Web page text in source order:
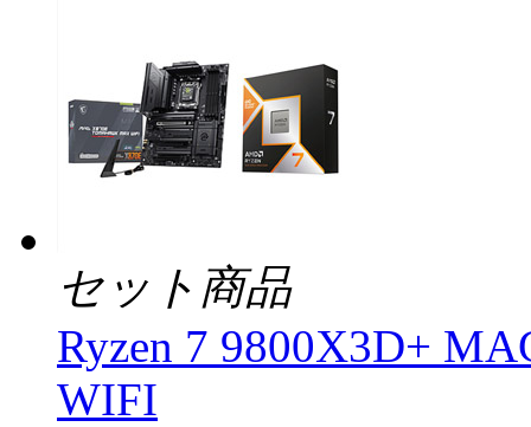
セット商品
Ryzen 7 9800X3D+
WIFI